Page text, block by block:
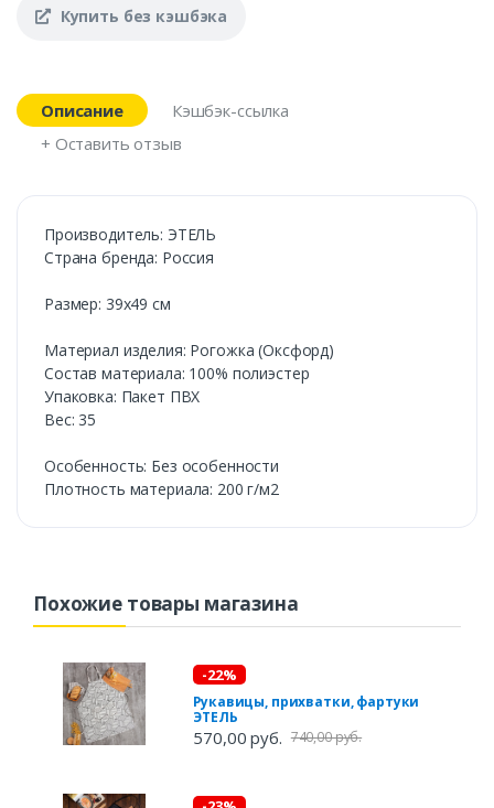
Купить без кэшбэка
Описание
Кэшбэк-ссылка
+ Оставить отзыв
Производитель: ЭТЕЛЬ
Страна бренда: Россия
Размер: 39х49 см
Материал изделия: Рогожка (Оксфорд)
Состав материала: 100% полиэстер
Упаковка: Пакет ПВХ
Вес: 35
Особенность: Без особенности
Плотность материала: 200 г/м2
Похожие товары магазина
-22%
Рукавицы, прихватки, фартуки
ЭТЕЛЬ
570,00 руб. 740,00 руб.